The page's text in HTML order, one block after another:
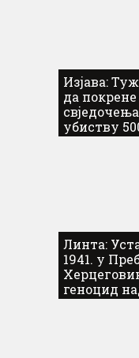
Изјава:
да
убиству
Линта:
1941. у
геноцид